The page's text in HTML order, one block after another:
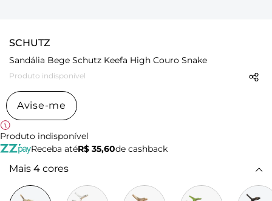
SCHUTZ
Sandália Bege Schutz Keefa High Couro Snake
Produto indisponível
Avise-me
Produto indisponível
Receba atéR$ 35,60de cashback
Mais 4 cores